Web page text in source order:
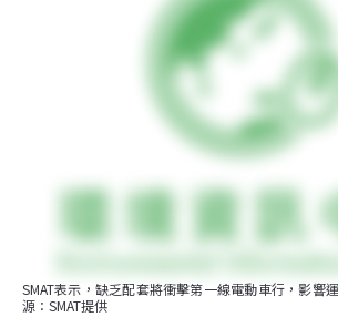
SMAT表示，缺乏配套將衝擊第一線電動車行，影響
源：SMAT提供